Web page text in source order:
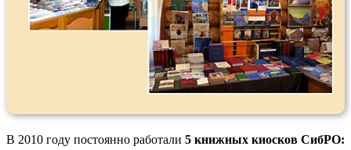
В 2010 году постоянно работали 5 книжных киосков СибРО: